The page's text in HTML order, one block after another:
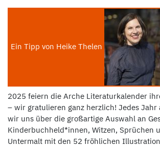
Ein Tipp von Heike Thelen
2025 feiern die Arche Literaturkalender
– wir gratulieren ganz herzlich! Jedes Jahr
wir uns über die großartige Auswahl an
Kinderbuchheld*innen, Witzen, Sprüchen
Untermalt mit den 52 fröhlichen